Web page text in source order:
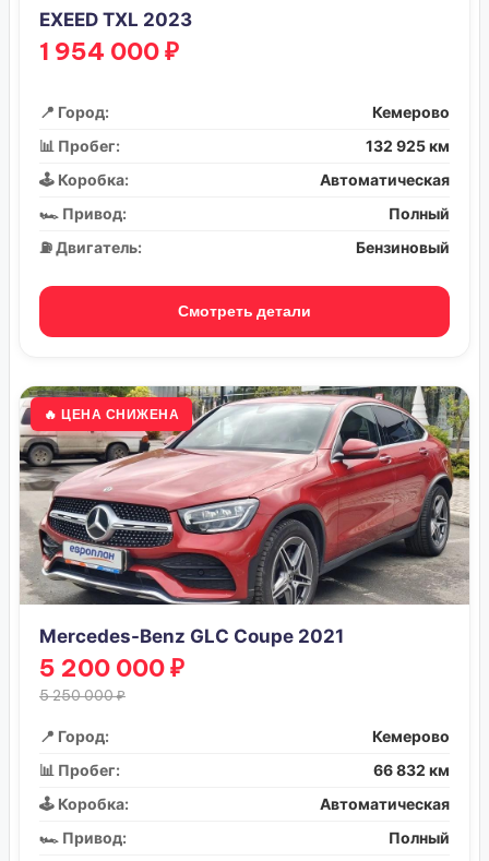
EXEED TXL 2023
1 954 000 ₽
📍 Город:
Кемерово
📊 Пробег:
132 925 км
🕹️ Коробка:
Автоматическая
🏎️ Привод:
Полный
⛽ Двигатель:
Бензиновый
Смотреть детали
🔥 ЦЕНА СНИЖЕНА
Mercedes-Benz GLC Coupe 2021
5 200 000 ₽
5 250 000 ₽
📍 Город:
Кемерово
📊 Пробег:
66 832 км
🕹️ Коробка:
Автоматическая
🏎️ Привод:
Полный